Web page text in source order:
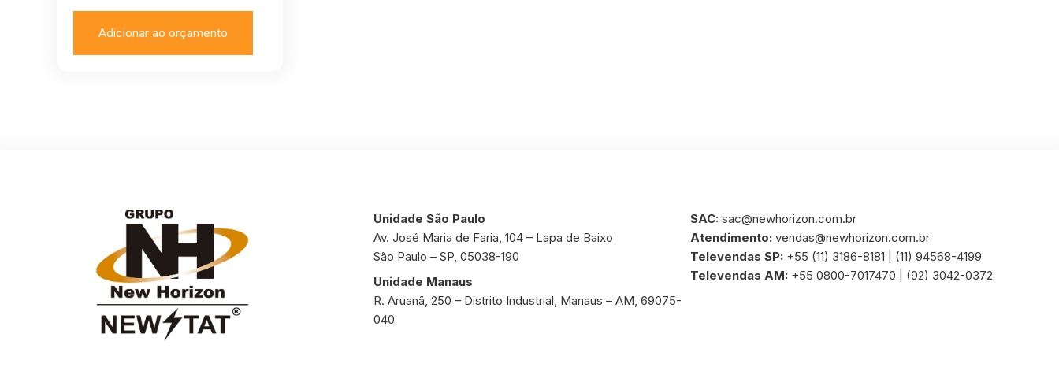
Adicionar ao orçamento
Unidade São Paulo
Av. José Maria de Faria, 104 – Lapa de Baixo
São Paulo – SP, 05038-190
Unidade Manaus
R. Aruanã, 250 – Distrito Industrial, Manaus – AM, 69075-
040
SAC: sac@newhorizon.com.br
Atendimento: vendas@newhorizon.com.br
Televendas SP: +55 (11) 3186-8181 | (11) 94568-4199
Televendas AM: +55 0800-7017470 | (92) 3042-0372